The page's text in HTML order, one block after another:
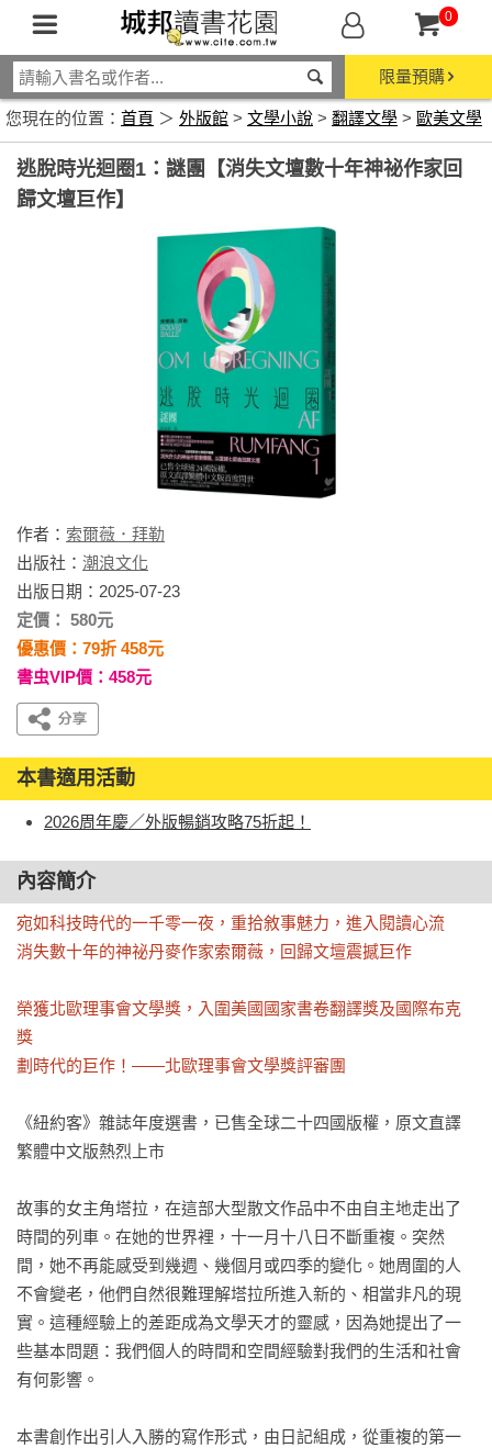
0
限量預購
您現在的位置： 首頁 ＞ 外版館 > 文學小說 > 翻譯文學 > 歐美文學
逃脫時光迴圈1：謎團【消失文壇數十年神祕作家回
歸文壇巨作】
作者： 索爾薇．拜勒
出版社： 潮浪文化
出版日期：2025-07-23
定價： 580元
優惠價：79折 458元
書虫VIP價：458元
本書適用活動
2026周年慶／外版暢銷攻略75折起！
內容簡介
宛如科技時代的一千零一夜，重拾敘事魅力，進入閱讀心流
消失數十年的神祕丹麥作家索爾薇，回歸文壇震撼巨作
榮獲北歐理事會文學獎，入圍美國國家書卷翻譯獎及國際布克
獎
劃時代的巨作！——北歐理事會文學獎評審團
《紐約客》雜誌年度選書，已售全球二十四國版權，原文直譯
繁體中文版熱烈上市
故事的女主角塔拉，在這部大型散文作品中不由自主地走出了
時間的列車。在她的世界裡，十一月十八日不斷重複。突然
間，她不再能感受到幾週、幾個月或四季的變化。她周圍的人
不會變老，他們自然很難理解塔拉所進入新的、相當非凡的現
實。這種經驗上的差距成為文學天才的靈感，因為她提出了一
些基本問題：我們個人的時間和空間經驗對我們的生活和社會
有何影響。
本書創作出引人入勝的寫作形式，由日記組成，從重複的第一